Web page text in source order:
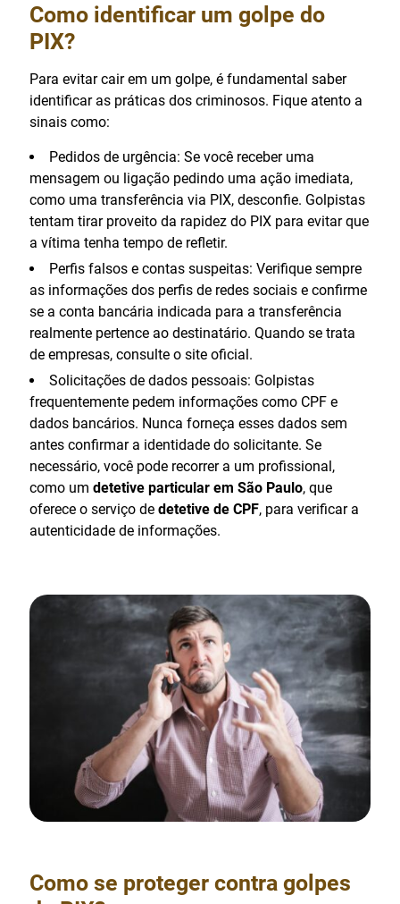
Como identificar um golpe do
PIX?
Para evitar cair em um golpe, é fundamental saber
identificar as práticas dos criminosos. Fique atento a
sinais como:
Pedidos de urgência: Se você receber uma
mensagem ou ligação pedindo uma ação imediata,
como uma transferência via PIX, desconfie. Golpistas
tentam tirar proveito da rapidez do PIX para evitar que
a vítima tenha tempo de refletir.
Perfis falsos e contas suspeitas: Verifique sempre
as informações dos perfis de redes sociais e confirme
se a conta bancária indicada para a transferência
realmente pertence ao destinatário. Quando se trata
de empresas, consulte o site oficial.
Solicitações de dados pessoais: Golpistas
frequentemente pedem informações como CPF e
dados bancários. Nunca forneça esses dados sem
antes confirmar a identidade do solicitante. Se
necessário, você pode recorrer a um profissional,
como um detetive particular em São Paulo, que
oferece o serviço de detetive de CPF, para verificar a
autenticidade de informações.
Como se proteger contra golpes